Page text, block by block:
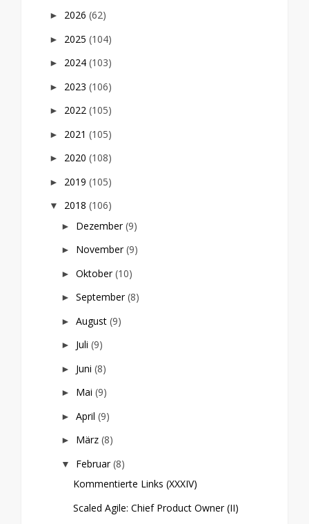
► 2026 (62)
► 2025 (104)
► 2024 (103)
► 2023 (106)
► 2022 (105)
► 2021 (105)
► 2020 (108)
► 2019 (105)
▼ 2018 (106)
► Dezember(9)
► November(9)
► Oktober(10)
► September(8)
► August (9)
► Juli (9)
► Juni (8)
► Mai (9)
► April (9)
► März (8)
▼ Februar(8)
Kommentierte Links (XXXIV)
Scaled Agile: Chief Product Owner (II)